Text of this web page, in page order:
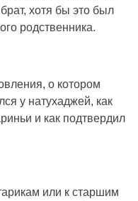
хотя бы это был
родственника.
о котором
у натухаджей, как
и как подтвердил
или к старшим